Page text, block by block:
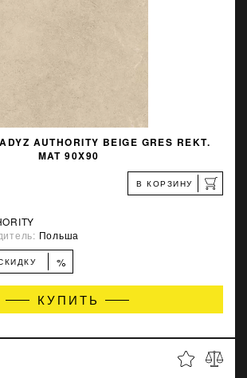
AUTHORITY BEIGE GRES REKT.
MAT 90X90
В КОРЗИНУ
Польша
%
КУПИТЬ